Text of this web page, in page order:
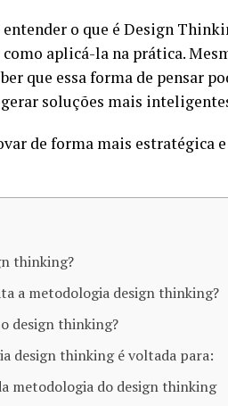
o que é Design
aplicá-la na prática.
que essa forma de pensar
soluções mais
de forma mais estratégica
thinking?
a metodologia design thinking?
design thinking?
design thinking é voltada para:
metodologia do design thinking